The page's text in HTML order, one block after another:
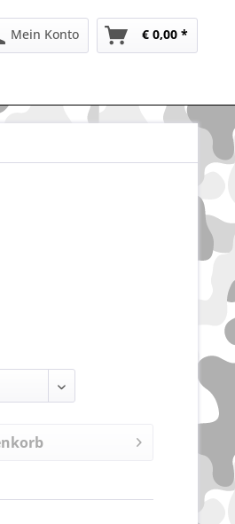
Mein Konto € 0,00 *